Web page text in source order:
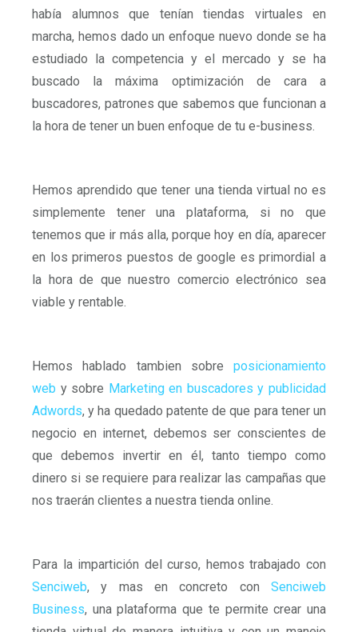
había alumnos que tenían tiendas virtuales en
marcha, hemos dado un enfoque nuevo donde se ha
estudiado la competencia y el mercado y se ha
buscado la máxima optimización de cara a
buscadores, patrones que sabemos que funcionan a
la hora de tener un buen enfoque de tu e-business.
Hemos aprendido que tener una tienda virtual no es
simplemente tener una plataforma, si no que
tenemos que ir más alla, porque hoy en día, aparecer
en los primeros puestos de google es primordial a
la hora de que nuestro comercio electrónico sea
viable y rentable.
Hemos hablado tambien sobre posicionamiento
web y sobre Marketing en buscadores y publicidad
Adwords, y ha quedado patente de que para tener un
negocio en internet, debemos ser conscientes de
que debemos invertir en él, tanto tiempo como
dinero si se requiere para realizar las campañas que
nos traerán clientes a nuestra tienda online.
Para la impartición del curso, hemos trabajado con
Senciweb, y mas en concreto con Senciweb
Business, una plataforma que te permite crear una